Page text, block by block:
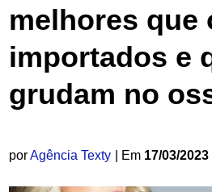
melhores que
importados e
grudam no
porAgência Texty | Em 17/03/